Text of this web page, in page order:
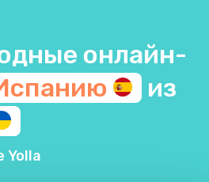
онлайн-
из
Yolla